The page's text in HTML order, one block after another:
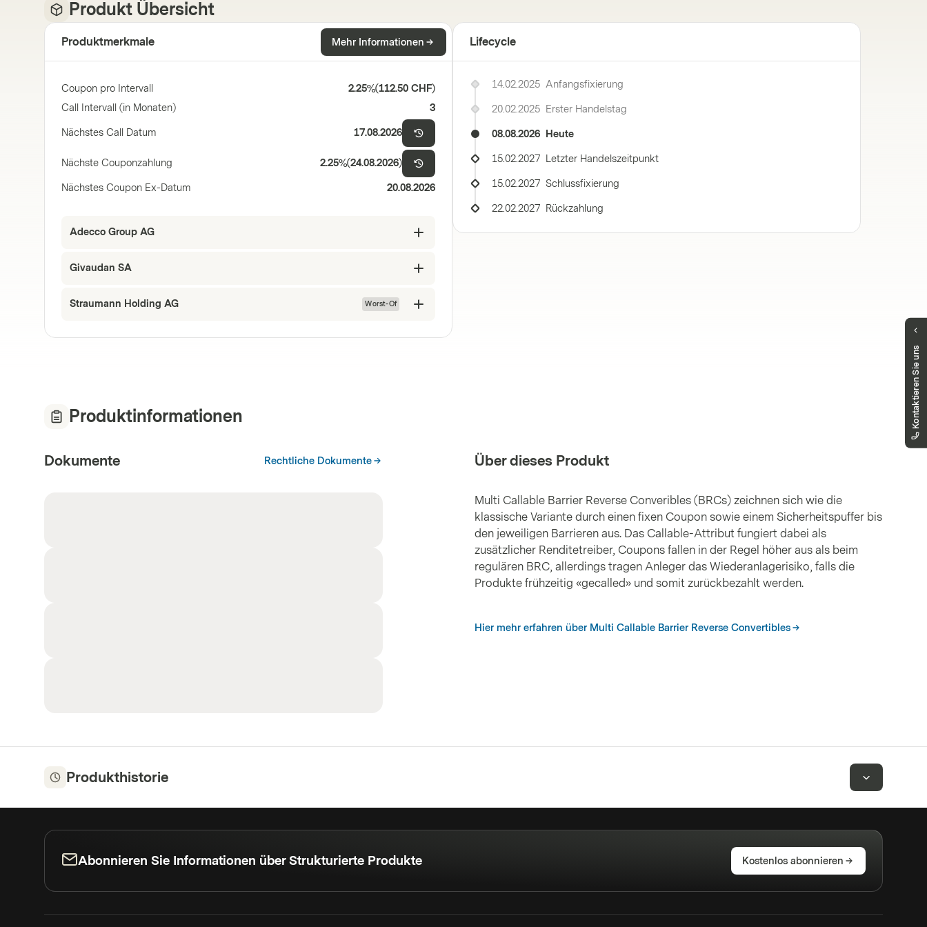
Produkt Übersicht
Produktmerkmale Mehr Informationen
Coupon pro Intervall 2.25%(112.50 CHF)
Call Intervall (in Monaten)
3
Nächstes Call Datum 17.08.2026
Nächste Couponzahlung 2.25%(24.08.2026)
Nächstes Coupon Ex-Datum 20.08.2026
Adecco Group AG
Givaudan SA
Straumann Holding AG Worst-Of
Lifecycle
14.02.2025 Anfangsfixierung
20.02.2025 Erster Handelstag
08.08.2026 Heute
15.02.2027 Letzter Handelszeitpunkt
15.02.2027 Schlussfixierung
22.02.2027 Rückzahlung
Produktinformationen
Dokumente Rechtliche Dokumente Über dieses Produkt
Multi Callable Barrier Reverse Converibles (BRCs) zeichnen sich wie die
klassische Variante durch einen fixen Coupon sowie einem Sicherheitspuffer bis
den jeweiligen Barrieren aus. Das Callable-Attribut fungiert dabei als
zusätzlicher Renditetreiber, Coupons fallen in der Regel höher aus als beim
regulären BRC, allerdings tragen Anleger das Wiederanlagerisiko, falls die
Produkte frühzeitig «gecalled» und somit zurückbezahlt werden.
Hier mehr erfahren über Multi Callable Barrier Reverse Convertibles
Produkthistorie
Kontaktieren Sie uns
Abonnieren Sie Informationen über Strukturierte Produkte Kostenlos abonnieren